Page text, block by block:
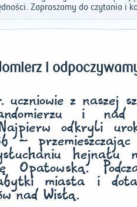
Zapraszamy do czytania i
i
z naszej
i nad
Najpierw odkryli
–
hejnału
Opatowską.
miasta i
nad Wisłą.